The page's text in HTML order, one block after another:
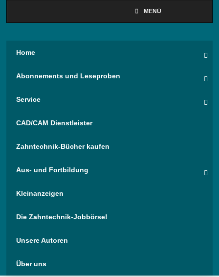
MENÜ
Home
Abonnements und Leseproben
Service
CAD/CAM Dienstleister
Zahntechnik-Bücher kaufen
Aus- und Fortbildung
Kleinanzeigen
Die Zahntechnik-Jobbörse!
Unsere Autoren
Über uns